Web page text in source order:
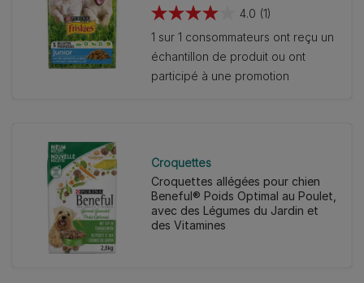
4.0 (1)
4.0
sur
5
étoiles.
1 sur 1 consommateurs ont reçu un
échantillon de produit ou ont
participé à une promotion
Croquettes
Croquettes allégées pour chien
Beneful® Poids Optimal au Poulet,
avec des Légumes du Jardin et
des Vitamines